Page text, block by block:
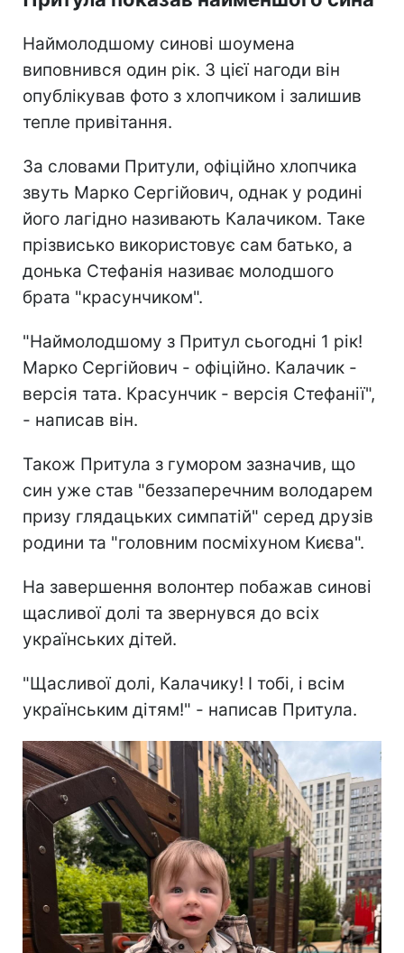
Наймолодшому синові шоумена
виповнився один рік. З цієї нагоди він
опублікував фото з хлопчиком і залишив
тепле привітання.
За словами Притули, офіційно хлопчика
звуть Марко Сергійович, однак у родині
його лагідно називають Калачиком. Таке
прізвисько використовує сам батько, а
донька Стефанія називає молодшого
брата "красунчиком".
"Наймолодшому з Притул сьогодні 1 рік!
Марко Сергійович - офіційно. Калачик -
версія тата. Красунчик - версія Стефанії",
- написав він.
Також Притула з гумором зазначив, що
син уже став "беззаперечним володарем
призу глядацьких симпатій" серед друзів
родини та "головним посміхуном Києва".
На завершення волонтер побажав синові
щасливої долі та звернувся до всіх
українських дітей.
"Щасливої долі, Калачику! І тобі, і всім
українським дітям!" - написав Притула.